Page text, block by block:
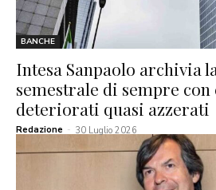
BANCHE
Intesa Sanpaolo archivia
semestrale di sempre
deteriorati quasi azzerati
Redazione - 30 Luglio 2026